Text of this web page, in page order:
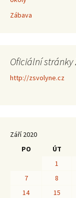
Zábava
Oficiální stránky
http://zsvolyne.cz
Září 2020
PO
ÚT
1
7
8
14
15